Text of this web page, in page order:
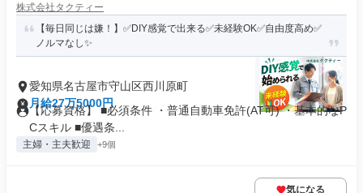
株式会社タクティー
【毎日同じは嫌！】✅DIY感覚で出来る✅未経験OK✅自由度高め✅
ノルマなし✨
愛知県名古屋市守山区西川原町
月給27万5000円
【応募資格】 ■必須条件 ・普通自動車免許(AT可) ・基本的なP
Cスキル ■優遇条...
主婦・主夫歓迎 +9個
気になる